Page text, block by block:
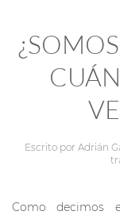
Escrito por Adrián
Como decimos